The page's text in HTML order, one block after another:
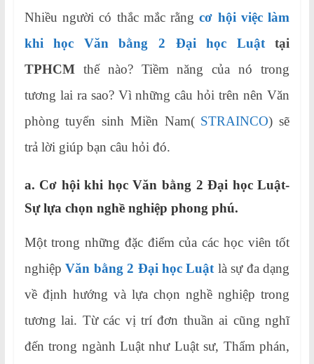
Nhiều người có thắc mắc rằngcơ hội việc làm
khi học Văn bằng 2 Đại học Luậttại
TPHCMthế nào? Tiềm năng của nó trong
tương lai ra sao? Vì những câu hỏi trên nên Văn
phòng tuyển sinh Miền Nam( STRAINCO) sẽ
trả lời giúp bạn câu hỏi đó.
a. Cơ hội khi học Văn bằng 2 Đại học Luật-
Sự lựa chọn nghề nghiệp phong phú.
Một trong những đặc điểm của các học viên tốt
nghiệpVăn bằng 2 Đại học Luậtlà sự đa dạng
về định hướng và lựa chọn nghề nghiệp trong
tương lai. Từ các vị trí đơn thuần ai cũng nghĩ
đến trong ngành Luật như Luật sư, Thẩm phán,